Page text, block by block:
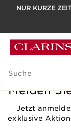
NUR KURZE
LEGENDE SUCHEN
Melden
Jetzt
exklusive